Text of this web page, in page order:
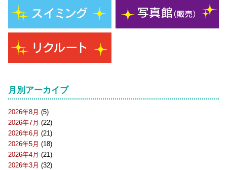
月別アーカイブ
2026年8月 (5)
2026年7月 (22)
2026年6月 (21)
2026年5月 (18)
2026年4月 (21)
2026年3月 (32)